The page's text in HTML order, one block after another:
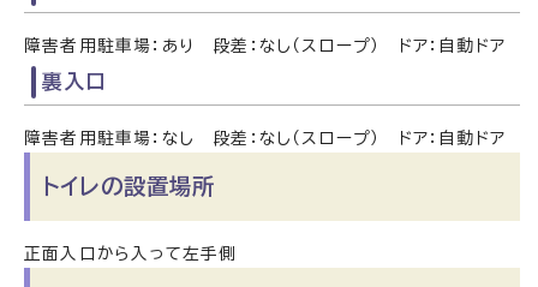
障害者用駐車場：あり 段差：なし（スロープ） ドア：自動ドア
裏入口
障害者用駐車場：なし 段差：なし（スロープ） ドア：自動ドア
トイレの設置場所
正面入口から入って左手側